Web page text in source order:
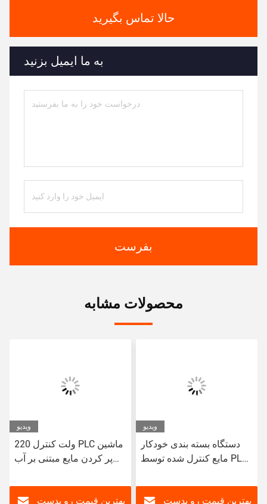
حالا تماس بگیرید
به ما ایمیل بزنید
بفرست
محصولات مشابه
ویدیو
220 ولت کنترل PLC ماشین
پر کردن مایع مبتنی بر آب
برای محصولات مایع بشکه
5L
بهترین قیمت رو بدست
ویدیو
دستگاه بسته بندی خودکار
مایع کنترل شده توسط PLC
بشکه مایع 5L
بهترین قیمت رو بدست